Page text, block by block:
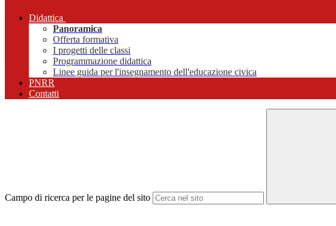
Didattica
Panoramica
Offerta formativa
I progetti delle classi
Programmazione didattica
Linee guida per l'insegnamento dell'educazione civica
PNRR
Contatti
Campo di ricerca per le pagine del sito